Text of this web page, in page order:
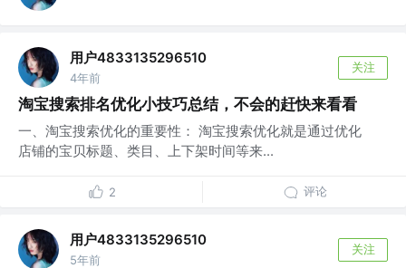
用户4833135296510
4年前
关注
淘宝搜索排名优化小技巧总结，不会的赶快来看看
一、淘宝搜索优化的重要性： 淘宝搜索优化就是通过优化
店铺的宝贝标题、类目、上下架时间等来...
2 评论
用户4833135296510
5年前
关注